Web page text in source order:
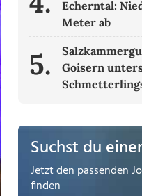
Echerntal:
Meter ab
5.
Goisern
Suchst du
Jetzt den passenden
finden